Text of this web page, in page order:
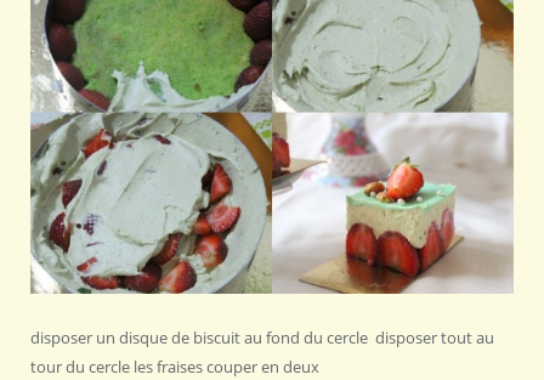
disposer un disque de biscuit au fond du cercle disposer tout au
tour du cercle les fraises couper en deux